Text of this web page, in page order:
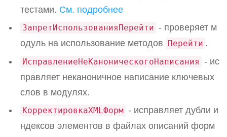
тестами. См. подробнее
ЗапретИспользованияПерейти - проверяет м
одуль на использование методов Перейти .
ИсправлениеНеКаноническогоНаписания - ис
правляет неканоничное написание ключевых
слов в модулях.
КорректировкаXMLФорм - исправляет дубли и
ндексов элементов в файлах описаний форм